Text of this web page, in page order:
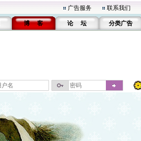
广告服务 联系我们
博 客 论 坛 分类广告